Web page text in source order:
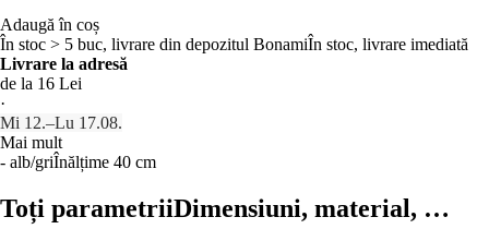
Adaugă în coș
În stoc > 5 buc, livrare din depozitul BonamiÎn stoc, livrare imediată
Livrare la adresă
de la 16 Lei
·
Mi 12.–Lu 17.08.
Mai mult
- alb/griÎnălțime 40 cm
Toți parametriiDimensiuni, material, …